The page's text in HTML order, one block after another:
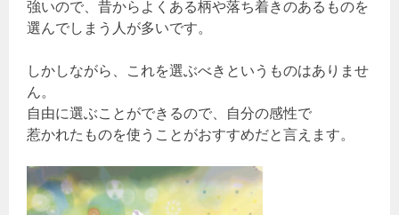
強いので、昔からよくある柄や落ち着きのあるものを
選んでしまう人が多いです。
しかしながら、これを選ぶべきというものはありませ
ん。
自由に選ぶことができるので、自分の感性で
惹かれたものを使うことがおすすめだと言えます。